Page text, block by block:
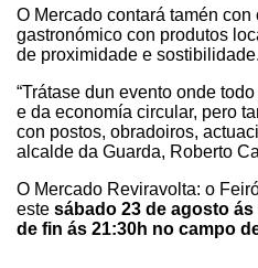
O Mercado contará tamén
gastronómico con produtos
de proximidade e sostibilidade.
“Trátase dun evento onde
e da economía circular, pero
con postos, obradoiros,
alcalde da Guarda, Roberto
O Mercado Reviravolta: o
este sábado 23 de agosto
de fin ás 21:30h no campo